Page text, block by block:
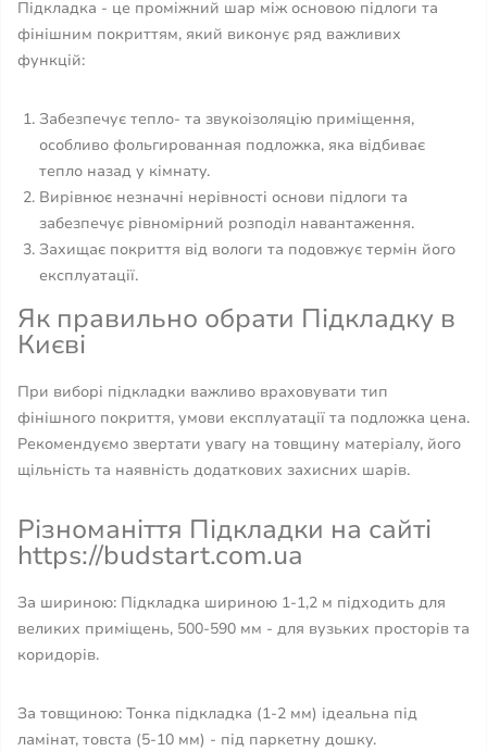
Підкладка - це проміжний шар між основою підлоги та
фінішним покриттям, який виконує ряд важливих
функцій:
Забезпечує тепло- та звукоізоляцію приміщення,
особливо фольгированная подложка, яка відбиває
тепло назад у кімнату.
Вирівнює незначні нерівності основи підлоги та
забезпечує рівномірний розподіл навантаження.
Захищає покриття від вологи та подовжує термін його
експлуатації.
Як правильно обрати Підкладку в
Києві
При виборі підкладки важливо враховувати тип
фінішного покриття, умови експлуатації та подложка цена.
Рекомендуємо звертати увагу на товщину матеріалу, його
щільність та наявність додаткових захисних шарів.
Різноманіття Підкладки на сайті
https://budstart.com.ua
За шириною: Підкладка шириною 1-1,2 м підходить для
великих приміщень, 500-590 мм - для вузьких просторів та
коридорів.
За товщиною: Тонка підкладка (1-2 мм) ідеальна під
ламінат, товста (5-10 мм) - під паркетну дошку.